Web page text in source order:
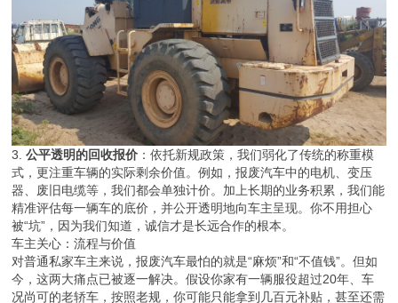
3.公平透明的回收报价 ：依托新规政策，我们弱化了传统的称重模
式，更注重车辆的实际剩余价值。例如，报废汽车中的电机、变压
器、废旧电缆等，我们都会单独计价。加上长期的业务积累，我们能
精准评估每一辆车的底价，并公开透明地向车主呈现。你不用担心
被“坑”，因为我们知道，诚信才是长远合作的根本。
车主关心：流程与价值
对普通私家车主来说，报废汽车最怕的就是“麻烦”和“不值钱”。但如
今，这两大痛点已被逐一解决。假设你家有一辆服役超过20年、车
况尚可的老轿车，按照老规，你可能只能拿到几百元补贴，甚至还需